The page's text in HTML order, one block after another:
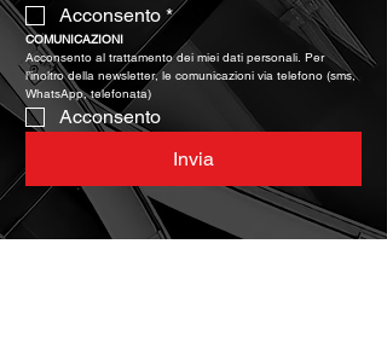
Acconsento *
COMUNICAZIONI
Acconsento al trattamento dei miei dati personali. Per
l’inoltro della newsletter, le comunicazioni via telefono (sms,
WhatsApp, telefonata)
Acconsento
Invia